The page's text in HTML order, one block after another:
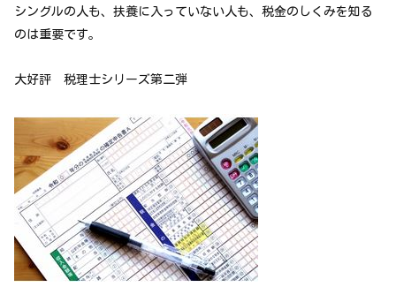
シングルの人も、扶養に入っていない人も、税金のしくみを知る
のは重要です。
大好評 税理士シリーズ第二弾